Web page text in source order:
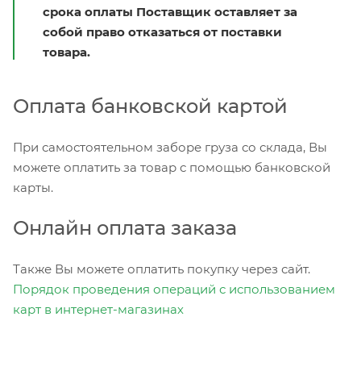
срока оплаты Поставщик оставляет за
собой право отказаться от поставки
товара.
Оплата банковской картой
При самостоятельном заборе груза со склада, Вы
можете оплатить за товар с помощью банковской
карты.
Онлайн оплата заказа
Также Вы можете оплатить покупку через сайт.
Порядок проведения операций с использованием
карт в интернет-магазинах